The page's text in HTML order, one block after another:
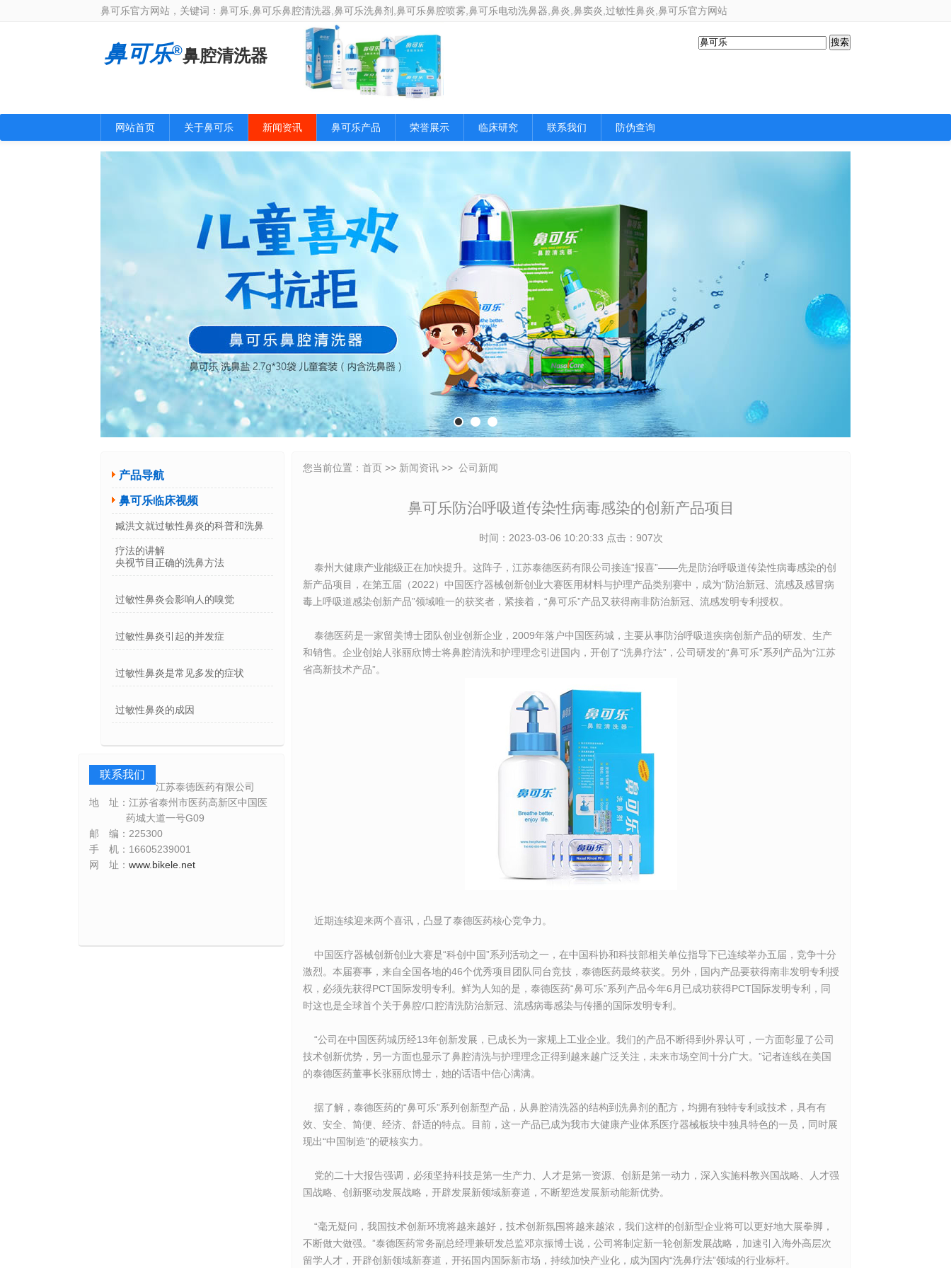
鼻可乐官方网站，关键词：鼻可乐,鼻可乐鼻腔清洗器,鼻可乐洗鼻剂,鼻可乐鼻腔喷雾,鼻可乐电动洗鼻器,鼻炎,鼻窦炎,过敏性鼻炎,鼻可乐官方网站
鼻可乐®鼻腔清洗器
网站首页 关于鼻可乐 新闻资讯
公司新闻
行业新闻
鼻可乐产品 荣誉展示 临床研究 联系我们 防伪查询
1
产品导航
鼻可乐临床视频
臧洪文就过敏性鼻炎的科普和洗鼻
疗法的讲解
央视节目正确的洗鼻方法
过敏性鼻炎会影响人的嗅觉
过敏性鼻炎引起的并发症
过敏性鼻炎是常见多发的症状
过敏性鼻炎的成因
联系我们
江苏泰德医药有限公司
地 址 ：江苏省泰州市医药高新区中国医
药城大道一号G09
邮 编 ： 225300
手 机：16605239001
网 址 ： www.bikele.net
您当前位置： 首页 >> 新闻资讯 >> 公司新闻
鼻可乐防治呼吸道传染性病毒感染的创新产品项目
时间：2023-03-06 10:20:33 点击： 907次
泰州大健康产业能级正在加快提升。这阵子，江苏泰德医药有限公司接连“报喜”——先是防治呼吸道传染性病毒感染的创
新产品项目，在第五届（2022）中国医疗器械创新创业大赛医用材料与护理产品类别赛中，成为“防治新冠、流感及感冒病
毒上呼吸道感染创新产品”领域唯一的获奖者，紧接着，“鼻可乐”产品又获得南非防治新冠、流感发明专利授权。
泰德医药是一家留美博士团队创业创新企业，2009年落户中国医药城，主要从事防治呼吸道疾病创新产品的研发、生产
和销售。企业创始人张丽欣博士将鼻腔清洗和护理理念引进国内，开创了“洗鼻疗法”，公司研发的“鼻可乐”系列产品为“江苏
省高新技术产品”。
近期连续迎来两个喜讯，凸显了泰德医药核心竞争力。
中国医疗器械创新创业大赛是“科创中国”系列活动之一，在中国科协和科技部相关单位指导下已连续举办五届，竞争十分
激烈。本届赛事，来自全国各地的46个优秀项目团队同台竞技，泰德医药最终获奖。另外，国内产品要获得南非发明专利授
权，必须先获得PCT国际发明专利。鲜为人知的是，泰德医药“鼻可乐”系列产品今年6月已成功获得PCT国际发明专利，同
时这也是全球首个关于鼻腔/口腔清洗防治新冠、流感病毒感染与传播的国际发明专利。
“公司在中国医药城历经13年创新发展，已成长为一家规上工业企业。我们的产品不断得到外界认可，一方面彰显了公司
技术创新优势，另一方面也显示了鼻腔清洗与护理理念正得到越来越广泛关注，未来市场空间十分广大。”记者连线在美国
的泰德医药董事长张丽欣博士，她的话语中信心满满。
据了解，泰德医药的“鼻可乐”系列创新型产品，从鼻腔清洗器的结构到洗鼻剂的配方，均拥有独特专利或技术，具有有
效、安全、简便、经济、舒适的特点。目前，这一产品已成为我市大健康产业体系医疗器械板块中独具特色的一员，同时展
现出“中国制造”的硬核实力。
党的二十大报告强调，必须坚持科技是第一生产力、人才是第一资源、创新是第一动力，深入实施科教兴国战略、人才强
国战略、创新驱动发展战略，开辟发展新领域新赛道，不断塑造发展新动能新优势。
“毫无疑问，我国技术创新环境将越来越好，技术创新氛围将越来越浓，我们这样的创新型企业将可以更好地大展拳脚，
不断做大做强。”泰德医药常务副总经理兼研发总监邓京振博士说，公司将制定新一轮创新发展战略，加速引入海外高层次
留学人才，开辟创新领域新赛道，开拓国内国际新市场，持续加快产业化，成为国内“洗鼻疗法”领域的行业标杆。